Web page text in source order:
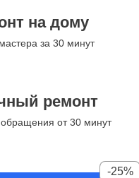
на дому
за 30 минут
ремонт
обращения от 30 минут
-25%